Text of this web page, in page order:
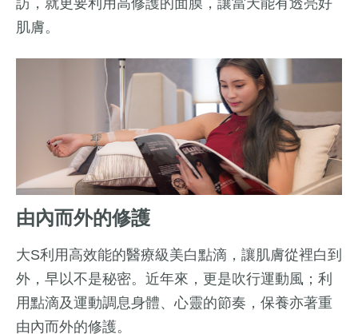
肌膚。
由內而外的修護
大S利用高效能的醫療級美白點滴，讓肌膚從裡白到
外，早以不是秘密。近年來，更是吹行運動風；利
用點滴及運動調息身體、心靈的節奏，保養亦著重
由內而外的修護。